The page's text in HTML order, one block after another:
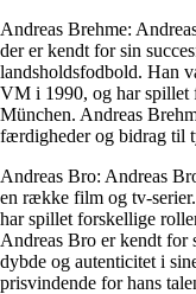
Andreas Brehme:
der er kendt for sin
landsholdsfodbold. Han
VM i 1990, og har spillet
München. Andreas
færdigheder og bidrag til
Andreas Bro: Andreas
en række film og tv-
har spillet forskellige
Andreas Bro er kendt for
dybde og autenticitet i
prisvindende for hans